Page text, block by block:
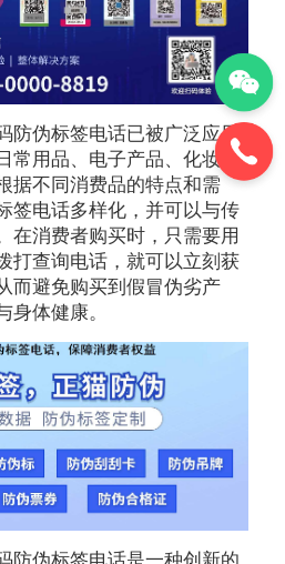
防伪标签电话已被广泛应用
常用品、电子产品、化妆
据不同消费品的特点和需
签电话多样化，并可以与传
在消费者购买时，只需要用
打查询电话，就可以立刻获
而避免购买到假冒伪劣产
身体健康。